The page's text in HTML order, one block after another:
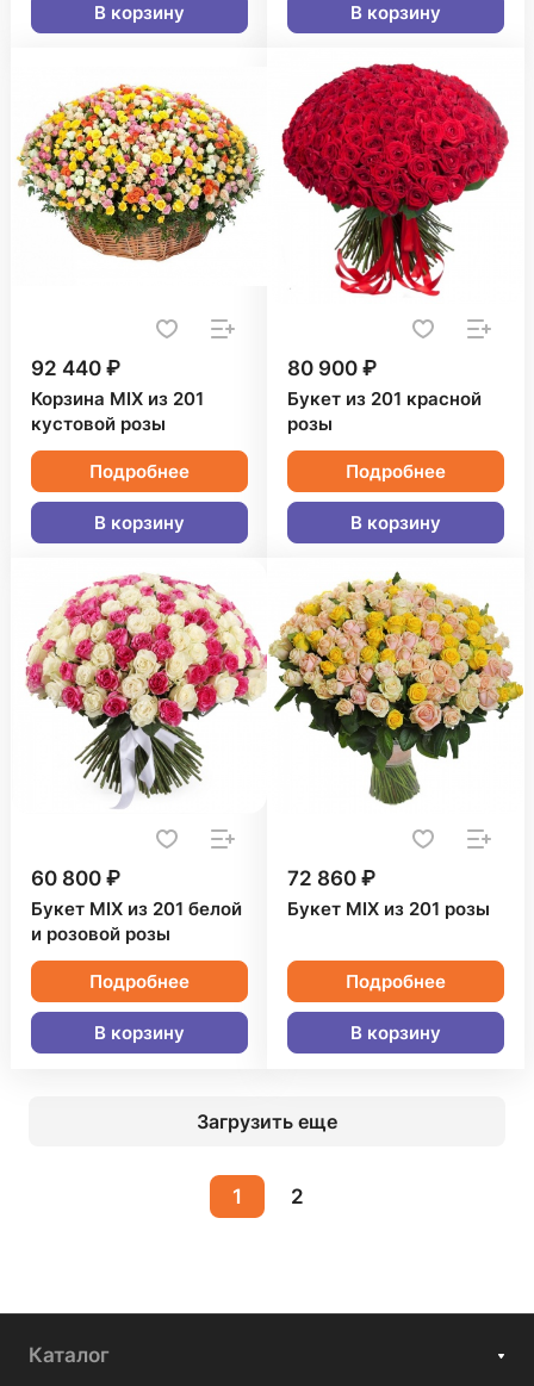
В корзину В корзину
92 440 ₽
Корзина MIX из 201
кустовой розы
Подробнее
В корзину
80 900 ₽
Букет из 201 красной
розы
Подробнее
В корзину
60 800 ₽
Букет MIX из 201 белой
и розовой розы
Подробнее
В корзину
72 860 ₽
Букет MIX из 201 розы
Подробнее
В корзину
Загрузить еще
1 2
Каталог